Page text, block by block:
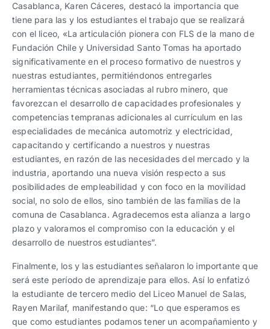
Casablanca, Karen Cáceres, destacó la importancia que
tiene para las y los estudiantes el trabajo que se realizará
con el liceo, «La articulación pionera con FLS de la mano de
Fundación Chile y Universidad Santo Tomas ha aportado
significativamente en el proceso formativo de nuestros y
nuestras estudiantes, permitiéndonos entregarles
herramientas técnicas asociadas al rubro minero, que
favorezcan el desarrollo de capacidades profesionales y
competencias tempranas adicionales al currículum en las
especialidades de mecánica automotriz y electricidad,
capacitando y certificando a nuestros y nuestras
estudiantes, en razón de las necesidades del mercado y la
industria, aportando una nueva visión respecto a sus
posibilidades de empleabilidad y con foco en la movilidad
social, no solo de ellos, sino también de las familias de la
comuna de Casablanca. Agradecemos esta alianza a largo
plazo y valoramos el compromiso con la educación y el
desarrollo de nuestros estudiantes”.
Finalmente, los y las estudiantes señalaron lo importante que
será este período de aprendizaje para ellos. Así lo enfatizó
la estudiante de tercero medio del Liceo Manuel de Salas,
Rayen Marilaf, manifestando que: “Lo que esperamos es
que como estudiantes podamos tener un acompañamiento y